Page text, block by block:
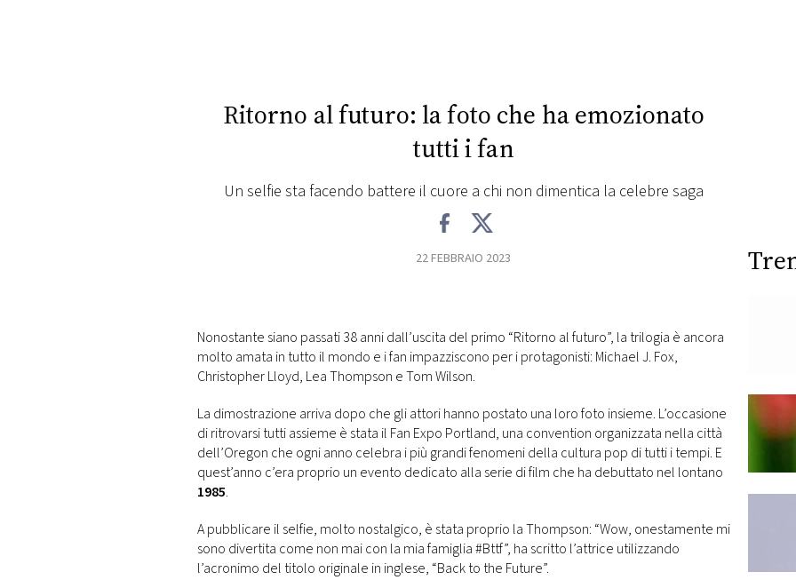
VIDEORitorno al futuro: la foto che ha emozionato
tutti i fan
Un selfie sta facendo battere il cuore a chi non dimentica la celebre saga
22 FEBBRAIO 2023
Nonostante siano passati 38 anni dall’uscita del primo “Ritorno al futuro”, la trilogia è ancora
molto amata in tutto il mondo e i fan impazziscono per i protagonisti: Michael J. Fox,
Christopher Lloyd, Lea Thompson e Tom Wilson.
La dimostrazione arriva dopo che gli attori hanno postato una loro foto insieme. L’occasione
di ritrovarsi tutti assieme è stata il Fan Expo Portland, una convention organizzata nella città
dell’Oregon che ogni anno celebra i più grandi fenomeni della cultura pop di tutti i tempi. E
quest’anno c’era proprio un evento dedicato alla serie di film che ha debuttato nel lontano
1985.
A pubblicare il selfie, molto nostalgico, è stata proprio la Thompson: “Wow, onestamente mi
sono divertita come non mai con la mia famiglia #Bttf”, ha scritto l’attrice utilizzando
l’acronimo del titolo originale in inglese, “Back to the Future”.